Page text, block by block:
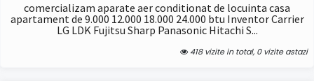
comercializam aparate aer conditionat de locuinta casa
apartament de 9.000 12.000 18.000 24.000 btu Inventor Carrier
LG LDK Fujitsu Sharp Panasonic Hitachi S...
418 vizite in total, 0 vizite astazi